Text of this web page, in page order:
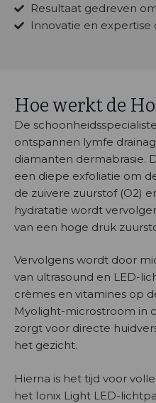
Resultaat gedreven
Innovatie en expertise
Hoe werkt de
De
ontspannen lymfe
diamanten dermabrasie.
een diepe exfoliatie om
de zuivere zuurstof (O2)
hydratatie wordt
van een hoge druk
Vervolgens wordt door
van ultrasound en LED-
crèmes en vitamines op
Myolight-microstroom in
zorgt voor directe
het gezicht.
Hierna is het tijd voor
het Ionix Light LED-